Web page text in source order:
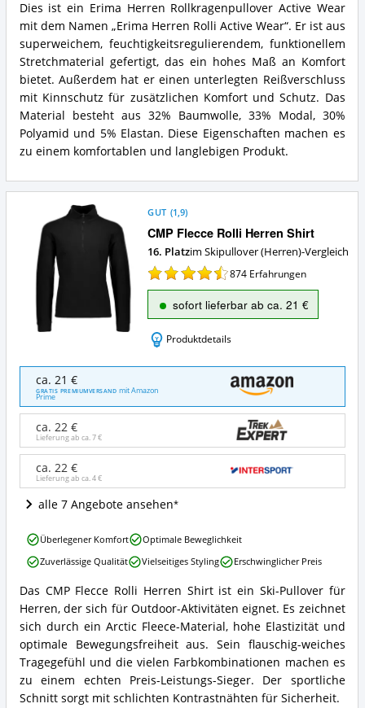
Erima
Herren
Rolli
Active
Wear
Zusammenfassung:
Was
bietet
dieser
Skipullover
(Herren)?
Dies ist ein Erima Herren Rollkragenpullover Active Wear
mit dem Namen „Erima Herren Rolli Active Wear“. Er ist aus
superweichem, feuchtigkeitsregulierendem, funktionellem
Stretchmaterial gefertigt, das ein hohes Maß an Komfort
bietet. Außerdem hat er einen unterlegten Reißverschluss
mit Kinnschutz für zusätzlichen Komfort und Schutz. Das
Material besteht aus 32% Baumwolle, 33% Modal, 30%
Polyamid und 5% Elastan. Diese Eigenschaften machen es
zu einem komfortablen und langlebigen Produkt.
Wear
Vorteile:
Was
spricht
für
diesen
Skipullover
(Herren)?
CMP Flecce Rolli Herren Shirt
GUT (1,9)
16. Platzim Skipullover (Herren)-Vergleich
874 Erfahrungen
sofort lieferbar ab ca. 21 €
Produktdetails
Flecce
Rolli
Herren
Shirt
Angebote:
dieser
Skipullover
erhältlich?
ca. 21 €
GRATIS PREMIUMVERSAND mit Amazon
Prime
ca. 22 €
Lieferung ab ca.7 €
ca. 22 €
Lieferung ab ca.4 €
alle 7 Angebote ansehen
CMP
Flecce
Rolli
Herren
Shirt
Zusammenfassung:
Was
bietet
Das CMP Flecce Rolli Herren Shirt ist ein Ski-Pullover für
Herren, der sich für Outdoor-Aktivitäten eignet. Es zeichnet
sich durch ein Arctic Fleece-Material, hohe Elastizität und
optimale Bewegungsfreiheit aus. Sein flauschig-weiches
Tragegefühl und die vielen Farbkombinationen machen es
zu einem echten Preis-Leistungs-Sieger. Der sportliche
Schnitt sorgt mit schlichten Kontrastnähten für Sicherheit.
CMP
Flecce
Rolli
Shirt
Vorteile:
Was
spricht
für
diesen
Skipullover
(Herren)?
Überlegener Komfort
Optimale Beweglichkeit
Zuverlässige Qualität
Vielseitiges Styling Erschwinglicher Preis